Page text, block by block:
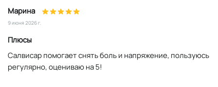
Марина
9 июня 2026 г.
Плюсы
Салвисар помогает снять боль и напряжение, пользуюсь
регулярно, оцениваю на 5!